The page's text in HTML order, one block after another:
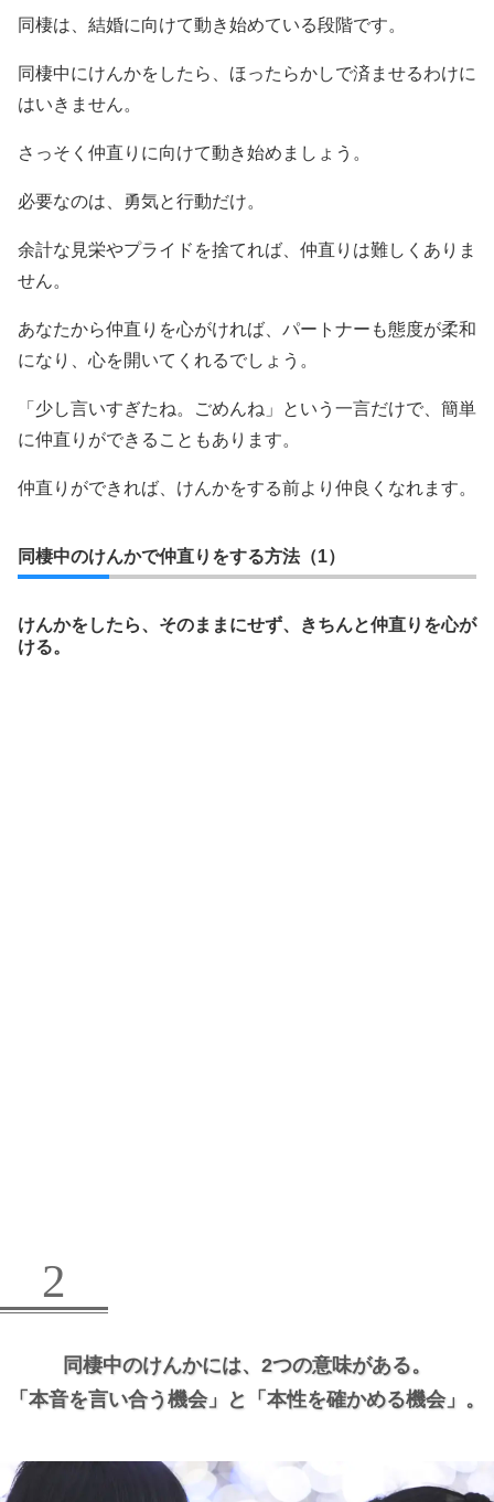
同棲は、結婚に向けて動き始めている段階です。
同棲中にけんかをしたら、ほったらかしで済ませるわけに
はいきません。
さっそく仲直りに向けて動き始めましょう。
必要なのは、勇気と行動だけ。
余計な見栄やプライドを捨てれば、仲直りは難しくありま
せん。
あなたから仲直りを心がければ、パートナーも態度が柔和
になり、心を開いてくれるでしょう。
「少し言いすぎたね。ごめんね」という一言だけで、簡単
に仲直りができることもあります。
仲直りができれば、けんかをする前より仲良くなれます。
同棲中のけんかで仲直りをする方法（1）
けんかをしたら、そのままにせず、きちんと仲直りを心が
ける。
2
同棲中のけんかには、 2つの意味がある。
「本音を言い合う機会」と
「本性を確かめる機会」。